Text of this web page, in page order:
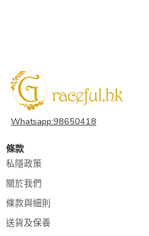
Whatsapp:98650418
條款
私隱政策
關於我們
條款與細則
送貨及保養